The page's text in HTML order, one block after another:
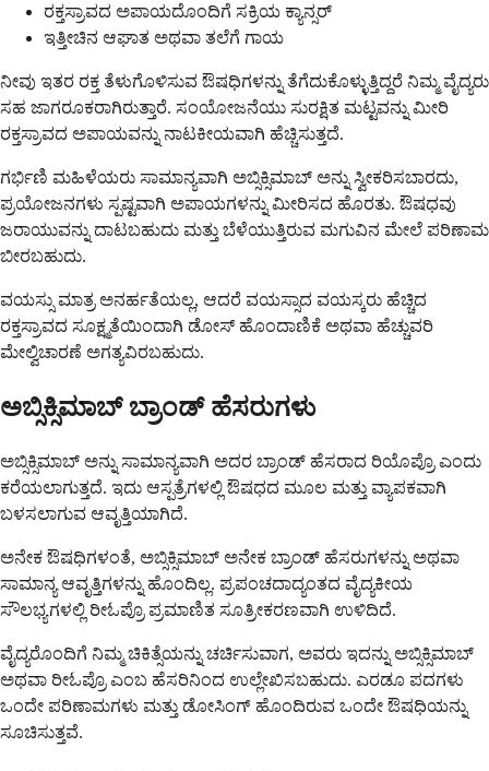
ರಕ್ತಸ್ರಾವದ ಅಪಾಯದೊಂದಿಗೆ ಸಕ್ರಿಯ ಕ್ಯಾನ್ಸರ್
ಇತ್ತೀಚಿನ ಆಘಾತ ಅಥವಾ ತಲೆಗೆ ಗಾಯ
ನೀವು ಇತರ ರಕ್ತ ತೆಳುಗೊಳಿಸುವ ಔಷಧಿಗಳನ್ನು ತೆಗೆದುಕೊಳ್ಳುತ್ತಿದ್ದರೆ ನಿಮ್ಮ ವೈದ್ಯರು
ಸಹ ಜಾಗರೂಕರಾಗಿರುತ್ತಾರೆ. ಸಂಯೋಜನೆಯು ಸುರಕ್ಷಿತ ಮಟ್ಟವನ್ನು ಮೀರಿ
ರಕ್ತಸ್ರಾವದ ಅಪಾಯವನ್ನು ನಾಟಕೀಯವಾಗಿ ಹೆಚ್ಚಿಸುತ್ತದೆ.
ಗರ್ಭಿಣಿ ಮಹಿಳೆಯರು ಸಾಮಾನ್ಯವಾಗಿ ಅಬ್ಸಿಕ್ಸಿಮಾಬ್ ಅನ್ನು ಸ್ವೀಕರಿಸಬಾರದು,
ಪ್ರಯೋಜನಗಳು ಸ್ಪಷ್ಟವಾಗಿ ಅಪಾಯಗಳನ್ನು ಮೀರಿಸದ ಹೊರತು. ಔಷಧವು
ಜರಾಯುವನ್ನು ದಾಟಬಹುದು ಮತ್ತು ಬೆಳೆಯುತ್ತಿರುವ ಮಗುವಿನ ಮೇಲೆ ಪರಿಣಾಮ
ಬೀರಬಹುದು.
ವಯಸ್ಸು ಮಾತ್ರ ಅನರ್ಹತೆಯಲ್ಲ, ಆದರೆ ವಯಸ್ಸಾದ ವಯಸ್ಕರು ಹೆಚ್ಚಿದ
ರಕ್ತಸ್ರಾವದ ಸೂಕ್ಷ್ಮತೆಯಿಂದಾಗಿ ಡೋಸ್ ಹೊಂದಾಣಿಕೆ ಅಥವಾ ಹೆಚ್ಚುವರಿ
ಮೇಲ್ವಿಚಾರಣೆ ಅಗತ್ಯವಿರಬಹುದು.
ಅಬ್ಸಿಕ್ಸಿಮಾಬ್ ಬ್ರಾಂಡ್ ಹೆಸರುಗಳು
ಅಬ್ಸಿಕ್ಸಿಮಾಬ್ ಅನ್ನು ಸಾಮಾನ್ಯವಾಗಿ ಅದರ ಬ್ರಾಂಡ್ ಹೆಸರಾದ ರಿಯೊಪ್ರೊ ಎಂದು
ಕರೆಯಲಾಗುತ್ತದೆ. ಇದು ಆಸ್ಪತ್ರೆಗಳಲ್ಲಿ ಔಷಧದ ಮೂಲ ಮತ್ತು ವ್ಯಾಪಕವಾಗಿ
ಬಳಸಲಾಗುವ ಆವೃತ್ತಿಯಾಗಿದೆ.
ಅನೇಕ ಔಷಧಿಗಳಂತೆ, ಅಬ್ಸಿಕ್ಸಿಮಾಬ್ ಅನೇಕ ಬ್ರಾಂಡ್ ಹೆಸರುಗಳನ್ನು ಅಥವಾ
ಸಾಮಾನ್ಯ ಆವೃತ್ತಿಗಳನ್ನು ಹೊಂದಿಲ್ಲ. ಪ್ರಪಂಚದಾದ್ಯಂತದ ವೈದ್ಯಕೀಯ
ಸೌಲಭ್ಯಗಳಲ್ಲಿ ರೀಓಪ್ರೊ ಪ್ರಮಾಣಿತ ಸೂತ್ರೀಕರಣವಾಗಿ ಉಳಿದಿದೆ.
ವೈದ್ಯರೊಂದಿಗೆ ನಿಮ್ಮ ಚಿಕಿತ್ಸೆಯನ್ನು ಚರ್ಚಿಸುವಾಗ, ಅವರು ಇದನ್ನು ಅಬ್ಸಿಕ್ಸಿಮಾಬ್
ಅಥವಾ ರೀಓಪ್ರೊ ಎಂಬ ಹೆಸರಿನಿಂದ ಉಲ್ಲೇಖಿಸಬಹುದು. ಎರಡೂ ಪದಗಳು
ಒಂದೇ ಪರಿಣಾಮಗಳು ಮತ್ತು ಡೋಸಿಂಗ್ ಹೊಂದಿರುವ ಒಂದೇ ಔಷಧಿಯನ್ನು
ಸೂಚಿಸುತ್ತವೆ.